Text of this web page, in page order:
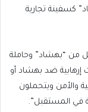
كسفينة تجارية
من “بهشاد” وحاملة
إرهابية ضد بهشاد أو
والأمن ويتحملون
في المستقبل”.